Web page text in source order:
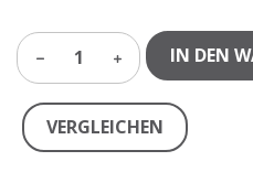
1 IN DEN
VERGLEICHEN